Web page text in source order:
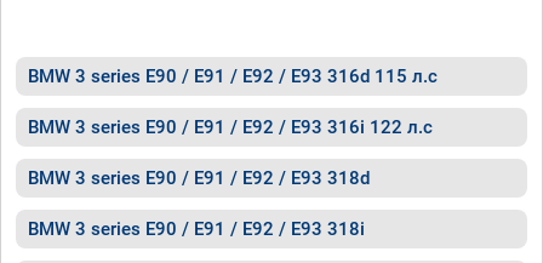
BMW 3 series E90 / E91 / E92 / E93 316d 115 л.с
BMW 3 series E90 / E91 / E92 / E93 316i 122 л.с
BMW 3 series E90 / E91 / E92 / E93 318d
BMW 3 series E90 / E91 / E92 / E93 318i